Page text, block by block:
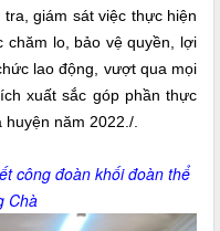
giám sát việc thực hiện
chăm lo, bảo vệ quyền, lợi
lao động, vượt qua mọi
xuất sắc góp phần thực
huyện năm 2022./
công đoàn khối đoàn thể
Chà